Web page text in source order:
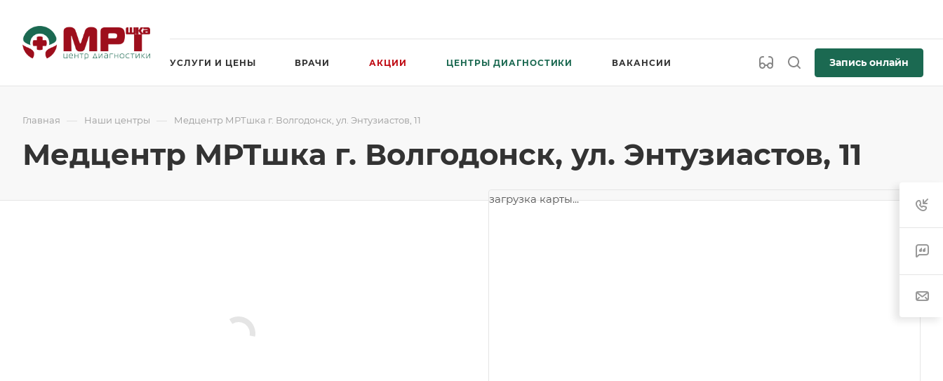
УСЛУГИ И ЦЕНЫ ВРАЧИ АКЦИИ ЦЕНТРЫ ДИАГНОСТИКИ ВАКАНСИИ Запись онлайн
Главная — Наши центры — Медцентр МРТшка г. Волгодонск, ул. Энтузиастов, 11
Медцентр МРТшка г. Волгодонск, ул. Энтузиастов, 11
загрузка карты...